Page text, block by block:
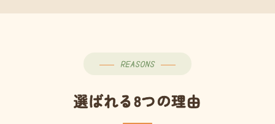
REASONS
選ばれる8つの理由